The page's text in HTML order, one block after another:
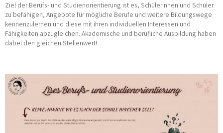
Ziel der Berufs- und Studienorientierung ist es, Schülerinnen und Schüler
zu befähigen, Angebote für mögliche Berufe und weitere Bildungswege
kennenzulernen und diese mit ihren individuellen Interessen und
Fähigkeiten abzugleichen. Akademische und berufliche Ausbildung haben
dabei den gleichen Stellenwert!